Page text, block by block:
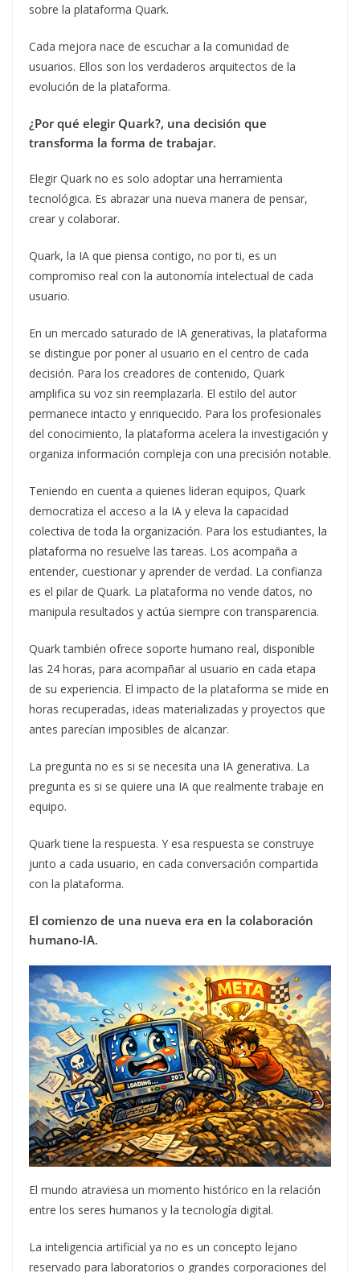
sobre la plataforma Quark.
Cada mejora nace de escuchar a la comunidad de
usuarios. Ellos son los verdaderos arquitectos de la
evolución de la plataforma.
¿Por qué elegir Quark?, una decisión que
transforma la forma de trabajar.
Elegir Quark no es solo adoptar una herramienta
tecnológica. Es abrazar una nueva manera de pensar,
crear y colaborar.
Quark, la IA que piensa contigo, no por ti, es un
compromiso real con la autonomía intelectual de cada
usuario.
En un mercado saturado de IA generativas, la plataforma
se distingue por poner al usuario en el centro de cada
decisión. Para los creadores de contenido, Quark
amplifica su voz sin reemplazarla. El estilo del autor
permanece intacto y enriquecido. Para los profesionales
del conocimiento, la plataforma acelera la investigación y
organiza información compleja con una precisión notable.
Teniendo en cuenta a quienes lideran equipos, Quark
democratiza el acceso a la IA y eleva la capacidad
colectiva de toda la organización. Para los estudiantes, la
plataforma no resuelve las tareas. Los acompaña a
entender, cuestionar y aprender de verdad. La confianza
es el pilar de Quark. La plataforma no vende datos, no
manipula resultados y actúa siempre con transparencia.
Quark también ofrece soporte humano real, disponible
las 24 horas, para acompañar al usuario en cada etapa
de su experiencia. El impacto de la plataforma se mide en
horas recuperadas, ideas materializadas y proyectos que
antes parecían imposibles de alcanzar.
La pregunta no es si se necesita una IA generativa. La
pregunta es si se quiere una IA que realmente trabaje en
equipo.
Quark tiene la respuesta. Y esa respuesta se construye
junto a cada usuario, en cada conversación compartida
con la plataforma.
El comienzo de una nueva era en la colaboración
humano-IA.
El mundo atraviesa un momento histórico en la relación
entre los seres humanos y la tecnología digital.
La inteligencia artificial ya no es un concepto lejano
reservado para laboratorios o grandes corporaciones del